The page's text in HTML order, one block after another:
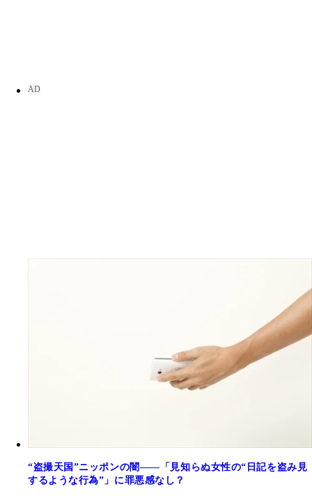
“盗撮天国”ニッポンの闇――「見知らぬ女性の“日記を盗み見
するような行為”」に罪悪感なし？